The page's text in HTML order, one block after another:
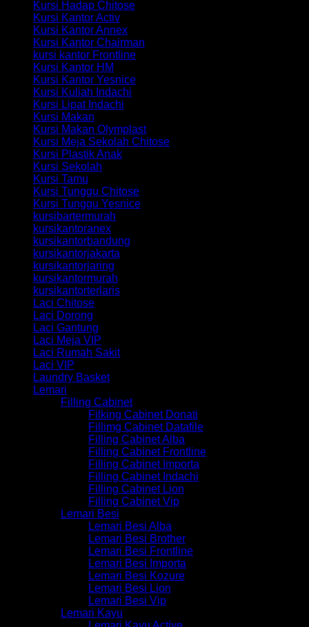
Kursi Hadap Chitose
Kursi Kantor Activ
Kursi Kantor Annex
Kursi Kantor Chairman
kursi kantor Frontline
Kursi Kantor HM
Kursi Kantor Yesnice
Kursi Kuliah Indachi
Kursi Lipat Indachi
Kursi Makan
Kursi Makan Olymplast
Kursi Meja Sekolah Chitose
Kursi Plastik Anak
Kursi Sekolah
Kursi Tamu
Kursi Tunggu Chitose
Kursi Tunggu Yesnice
kursibartermurah
kursikantoranex
kursikantorbandung
kursikantorjakarta
kursikantorjaring
kursikantormurah
kursikantorterlaris
Laci Chitose
Laci Dorong
Laci Gantung
Laci Meja VIP
Laci Rumah Sakit
Laci VIP
Laundry Basket
Lemari
Filling Cabinet
Filking Cabinet Donati
Fillimg Cabinet Datafile
Filling Cabinet Alba
Filling Cabinet Frontline
Filling Cabinet Importa
Filling Cabinet Indachi
Filling Cabinet Lion
Filling Cabinet Vip
Lemari Besi
Lemari Besi Alba
Lemari Besi Brother
Lemari Besi Frontline
Lemari Besi Importa
Lemari Besi Kozure
Lemari Besi Lion
Lemari Besi Vip
Lemari Kayu